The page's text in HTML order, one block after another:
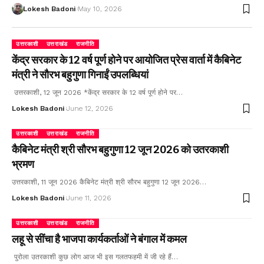
Lokesh Badoni May 10, 2026
उत्तरकाशी उत्तराखंड राजनीति
केंद्र सरकार के 12 वर्ष पूर्ण होने पर आयोजित प्रेस वार्ता में कैबिनेट
मंत्री ने सौरभ बहुगुणा गिनाईं उपलब्धियां
उत्तरकाशी, 12 जून 2026 *केंद्र सरकार के 12 वर्ष पूर्ण होने पर…
Lokesh Badoni June 12, 2026
उत्तरकाशी उत्तराखंड राजनीति
कैबिनेट मंत्री श्री सौरभ बहुगुणा 12 जून 2026 को उतरकाशी
भ्रमण
उत्तरकाशी, 11 जून 2026 कैबिनेट मंत्री श्री सौरभ बहुगुणा 12 जून 2026…
Lokesh Badoni June 11, 2026
उत्तरकाशी उत्तराखंड राजनीति
लहू से सींचा है भाजपा कार्यकर्ताओं ने बंगाल में कमल
पुरोला उतरकाशी कुछ लोग आज भी इस गलतफहमी में जी रहे हैं…